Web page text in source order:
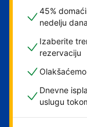
45%
nedelju dana
Izaberite
rezervaciju
Dnevne
uslugu